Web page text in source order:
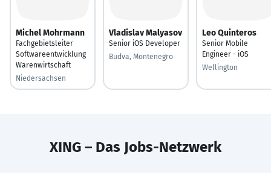
Michel Mohrmann
Fachgebietsleiter
Softwareentwicklung
Warenwirtschaft
Niedersachsen
Vladislav Malyasov
Senior iOS Developer
Budva, Montenegro
Leo Quinteros
Senior Mobile
Engineer - iOS
Wellington
XING – Das Jobs-Netzwerk